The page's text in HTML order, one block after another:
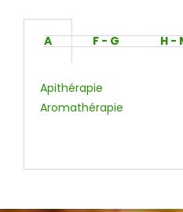
A F - G H -
Apithérapie
Aromathérapie